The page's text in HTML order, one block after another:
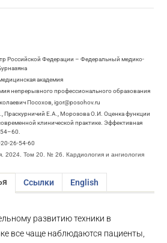
Российской Федерации – Федеральный медико-
академия
непрерывного профессионального образования
Посохов, igor@posohov.ru
Праскурничий Е.А., Морозова О.И. Оценка функции
клинической практике. Эффективная
26-54-60
2024. Том 20. № 26. Кардиология и ангиология
Ссылки English
развитию техники в
все чаще наблюдаются пациенты,